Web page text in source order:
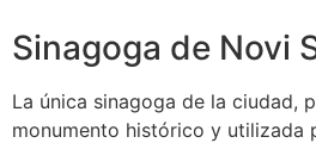
Sinagoga de Novi
La única sinagoga de la ciudad,
monumento histórico y utilizada